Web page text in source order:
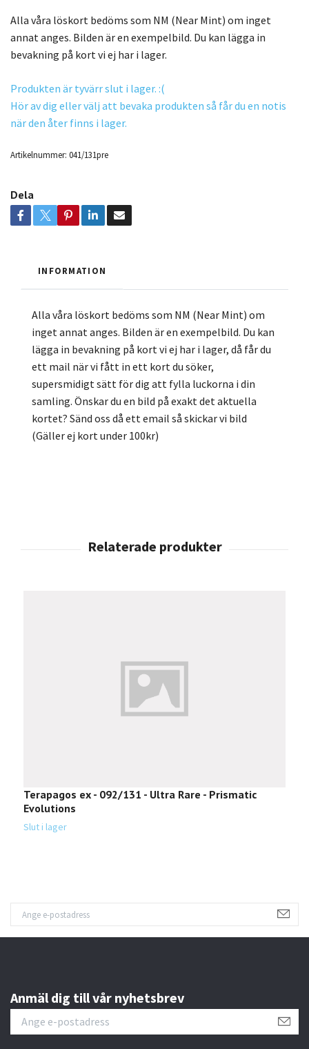
Alla våra löskort bedöms som NM (Near Mint) om inget
annat anges. Bilden är en exempelbild. Du kan lägga in
bevakning på kort vi ej har i lager.
Produkten är tyvärr slut i lager. :(
Hör av dig eller välj att bevaka produkten så får du en notis
när den åter finns i lager.
Artikelnummer: 041/131pre
Dela
INFORMATION
Alla våra löskort bedöms som NM (Near Mint) om
inget annat anges. Bilden är en exempelbild. Du kan
lägga in bevakning på kort vi ej har i lager, då får du
ett mail när vi fått in ett kort du söker,
supersmidigt sätt för dig att fylla luckorna i din
samling. Önskar du en bild på exakt det aktuella
kortet? Sänd oss då ett email så skickar vi bild
(Gäller ej kort under 100kr)
Terapagos ex - 092/131 - Ultra Rare - Prismatic
Evolutions
Slut i lager
Anmäl dig till vår nyhetsbrev